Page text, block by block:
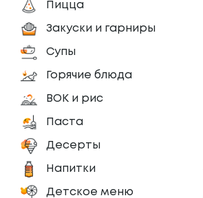
Пицца
Закуски и гарниры
Супы
Горячие блюда
ВОК и рис
Паста
Десерты
Напитки
Детское меню